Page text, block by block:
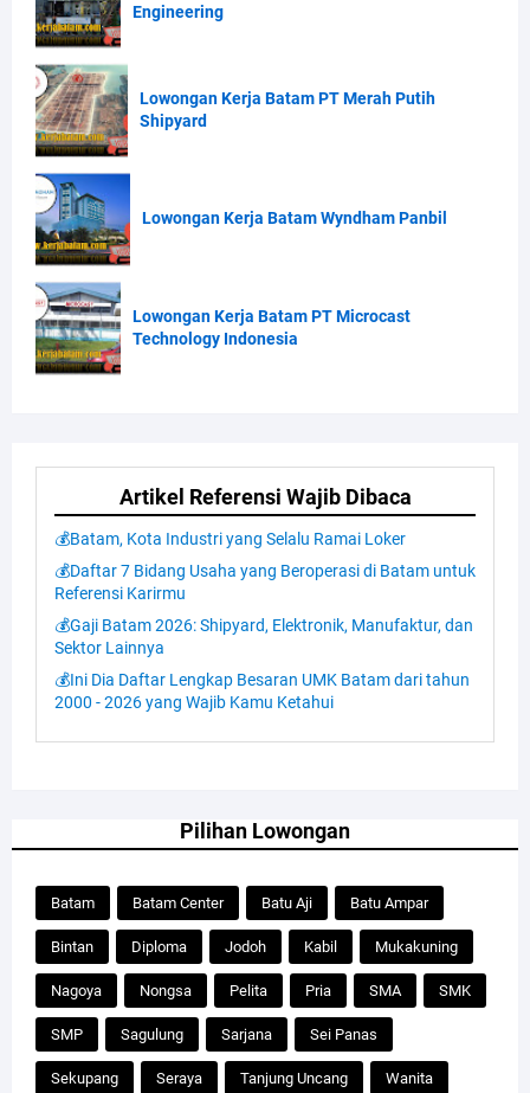
Engineering
Lowongan Kerja Batam PT Merah Putih
Shipyard
Lowongan Kerja Batam Wyndham Panbil
Lowongan Kerja Batam PT Microcast
Technology Indonesia
Artikel Referensi Wajib Dibaca
💰Batam, Kota Industri yang Selalu Ramai Loker
💰Daftar 7 Bidang Usaha yang Beroperasi di Batam untuk
Referensi Karirmu
💰Gaji Batam 2026: Shipyard, Elektronik, Manufaktur, dan
Sektor Lainnya
💰Ini Dia Daftar Lengkap Besaran UMK Batam dari tahun
2000 - 2026 yang Wajib Kamu Ketahui
Pilihan Lowongan
Batam Batam Center Batu Aji Batu Ampar
Bintan Diploma Jodoh Kabil Mukakuning
Nagoya Nongsa Pelita Pria SMA SMK
SMP Sagulung Sarjana Sei Panas
Sekupang Seraya Tanjung Uncang Wanita